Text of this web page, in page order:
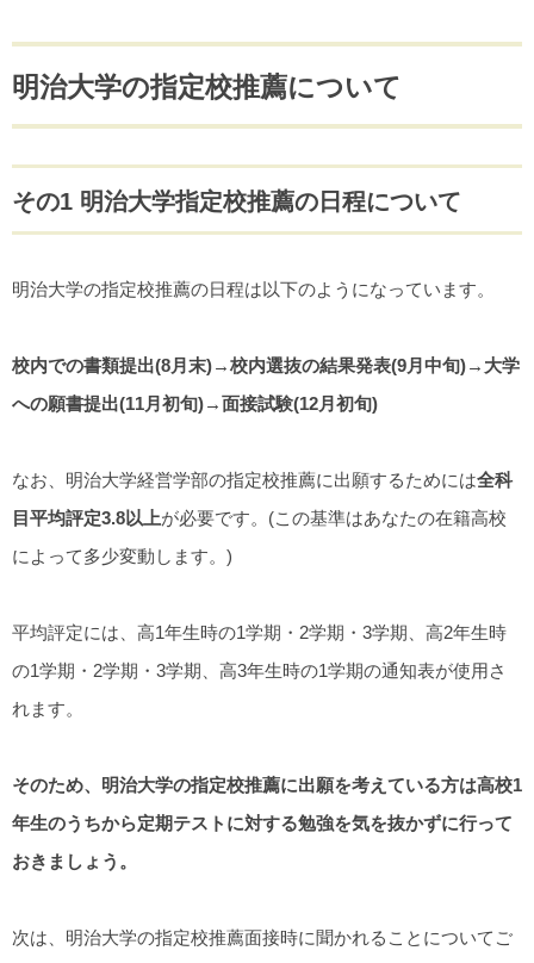
明治大学の指定校推薦について
その1 明治大学指定校推薦の日程について
明治大学の指定校推薦の日程は以下のようになっています。
校内での書類提出(8月末)→校内選抜の結果発表(9月中旬)→大学
への願書提出(11月初旬)→面接試験(12月初旬)
なお、明治大学経営学部の指定校推薦に出願するためには全科
目平均評定3.8以上が必要です。(この基準はあなたの在籍高校
によって多少変動します。)
平均評定には、高1年生時の1学期・2学期・3学期、高2年生時
の1学期・2学期・3学期、高3年生時の1学期の通知表が使用さ
れます。
そのため、明治大学の指定校推薦に出願を考えている方は高校1
年生のうちから定期テストに対する勉強を気を抜かずに行って
おきましょう。
次は、明治大学の指定校推薦面接時に聞かれることについてご